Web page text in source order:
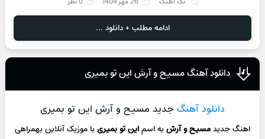
ادامه مطلب + دانلود ...
دانلود آهنگ مسیح و آرش این تو بمیری
دانلود آهنگ جدید مسیح و آرش این تو بمیری
اهنگ جدیدمسیح و آرشبه اسماین تو بمیریبا موزیک آنلاینبهمراهی